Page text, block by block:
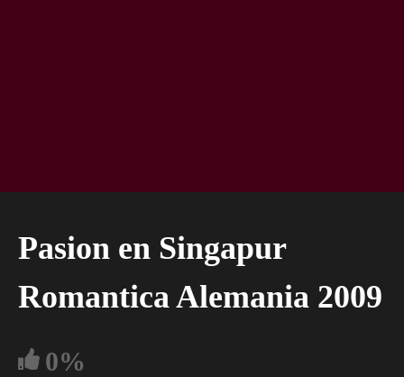
Pasion en Singapur
Romantica Alemania 2009
0%